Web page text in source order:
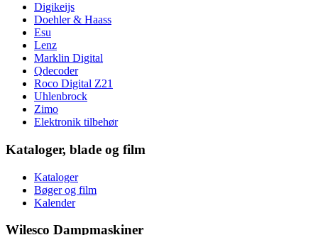
Digikeijs
Doehler & Haass
Esu
Lenz
Marklin Digital
Qdecoder
Roco Digital Z21
Uhlenbrock
Zimo
Elektronik tilbehør
Kataloger, blade og film
Kataloger
Bøger og film
Kalender
Wilesco Dampmaskiner